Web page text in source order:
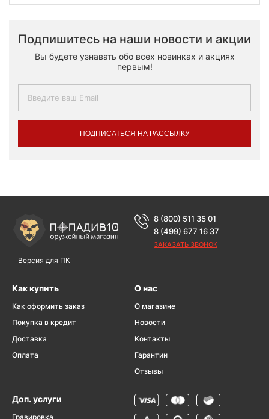
Подпишитесь на наши новости и акции
Вы будете узнавать обо всех новинках и акциях
первым!
ПОДПИСАТЬСЯ НА РАССЫЛКУ
Версия для ПК
8 (800) 511 35 01
8 (499) 677 16 37
ЗАКАЗАТЬ ЗВОНОК
Как купить
Как оформить заказ
Покупка в кредит
Доставка
Оплата
О нас
О магазине
Новости
Контакты
Гарантии
Отзывы
Доп. услуги
Гравировка